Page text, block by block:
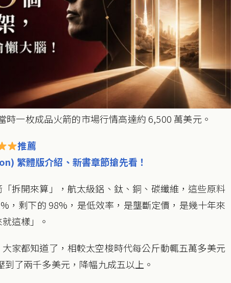
時一枚成品火箭的市場行情高達約 6,500 萬美元。
推薦
繁體版介紹、新書章節搶先看！
拆開來算」，航太級鋁、鈦、銅、碳纖維，這些原料
，剩下的 98%，是低效率，是壟斷定價，是幾十年來
這樣」。
家都知道了，相較太空梭時代每公斤動輒五萬多美元
了兩千多美元，降幅九成五以上。